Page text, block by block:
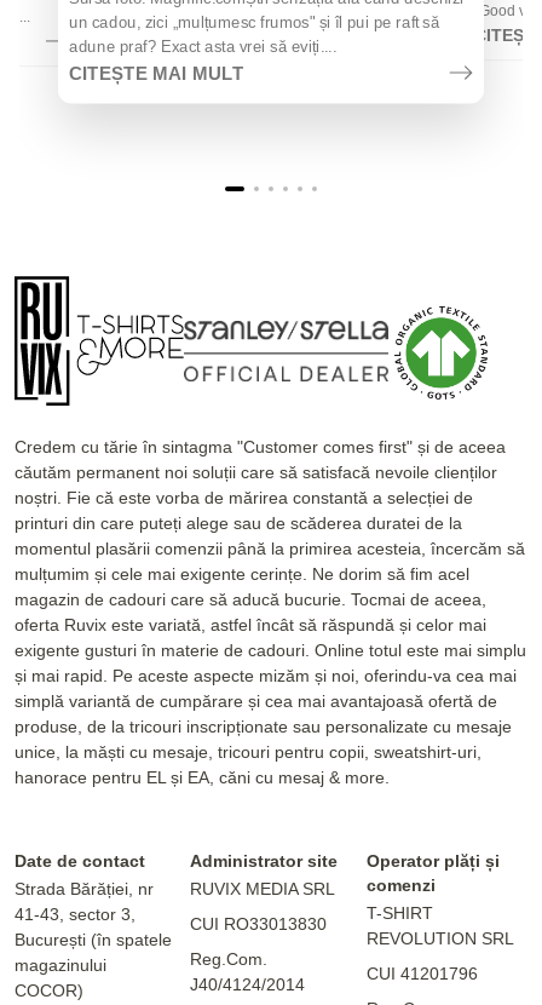
la...
un cadou, zici „mulțumesc frumos" și îl pui pe raft să
adune praf? Exact asta vrei să eviți....
CITEȘTE MAI MULT
„Good
Credem cu tărie în sintagma "Customer comes first" și de aceea
căutăm permanent noi soluții care să satisfacă nevoile clienților
noștri. Fie că este vorba de mărirea constantă a selecției de
printuri din care puteți alege sau de scăderea duratei de la
momentul plasării comenzii până la primirea acesteia, încercăm să
mulțumim și cele mai exigente cerințe. Ne dorim să fim acel
magazin de cadouri care să aducă bucurie. Tocmai de aceea,
oferta Ruvix este variată, astfel încât să răspundă și celor mai
exigente gusturi în materie de cadouri. Online totul este mai simplu
și mai rapid. Pe aceste aspecte mizăm și noi, oferindu-va cea mai
simplă variantă de cumpărare și cea mai avantajoasă ofertă de
produse, de la tricouri inscripționate sau personalizate cu mesaje
unice, la măști cu mesaje, tricouri pentru copii, sweatshirt-uri,
hanorace pentru EL și EA, căni cu mesaj & more.
Date de contact
Strada Bărăției, nr
41-43, sector 3,
București (în spatele
magazinului
COCOR)
Administrator site
RUVIX MEDIA SRL
CUI RO33013830
Reg.Com.
J40/4124/2014
Operator plăți și
comenzi
T-SHIRT
REVOLUTION SRL
CUI 41201796